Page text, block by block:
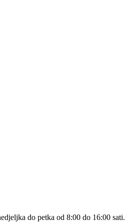
do petka od 8:00 do 16:00 sati.